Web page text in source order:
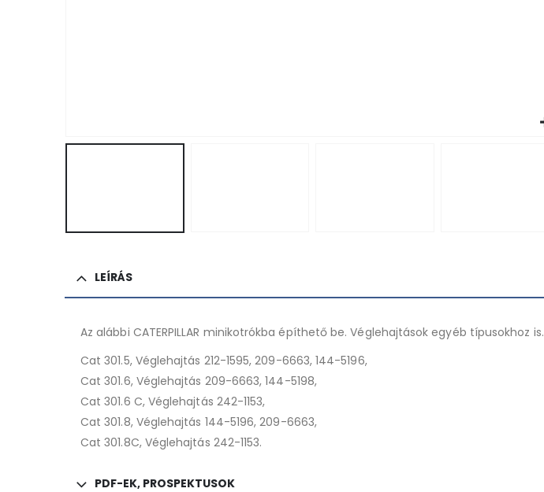
LEÍRÁS
Az alábbi CATERPILLAR minikotrókba építhető be. Véglehajtások egyéb típusokhoz is.
Cat 301.5, Véglehajtás 212-1595, 209-6663, 144-5196,
Cat 301.6, Véglehajtás 209-6663, 144-5198,
Cat 301.6 C, Véglehajtás 242-1153,
Cat 301.8, Véglehajtás 144-5196, 209-6663,
Cat 301.8C, Véglehajtás 242-1153.
PDF-EK, PROSPEKTUSOK